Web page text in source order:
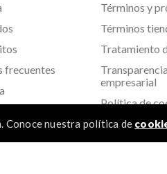
Conoce nuestra política de
frecuentes
Términos y
Términos
Tratamiento
empresarial
Política de
Aviso de
SIC